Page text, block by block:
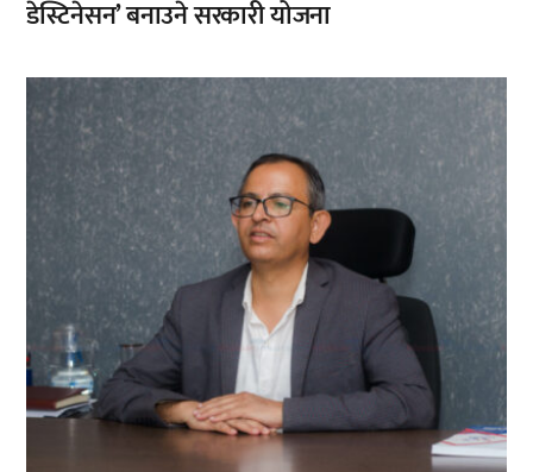
डेस्टिनेसन’ बनाउने सरकारी योजना